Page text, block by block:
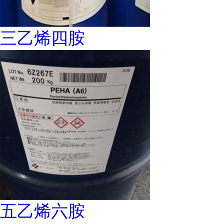
三乙烯四胺
五乙烯六胺